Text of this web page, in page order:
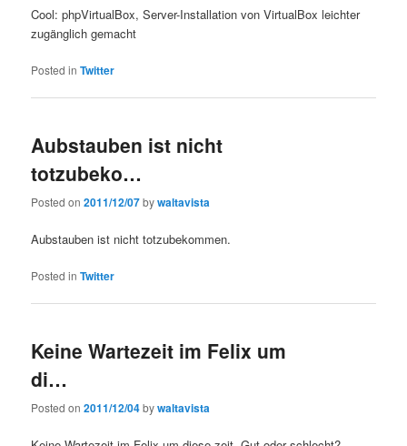
Cool: phpVirtualBox, Server-Installation von VirtualBox leichter
zugänglich gemacht
Posted in Twitter
Aubstauben ist nicht
totzubeko…
Posted on2011/12/07bywaltavista
Aubstauben ist nicht totzubekommen.
Posted in Twitter
Keine Wartezeit im Felix um
di…
Posted on2011/12/04bywaltavista